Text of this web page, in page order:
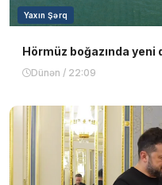
Yaxın Şərq
Hörmüz boğazında yeni
Dünən / 22:09